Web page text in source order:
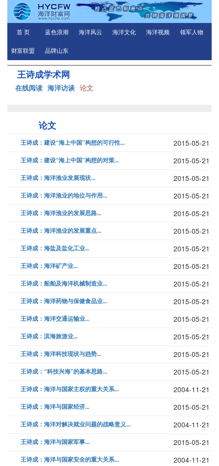
首 页 蓝色浪潮 海洋风云 海洋文化 海洋视频 领军人物
财富联盟 品牌山东
王诗成学术网
在线阅读 海洋访谈 论文
论文
王诗成：建设“海上中国”构想的可行性... 2015-05-21
王诗成：建设“海上中国”构想的对策... 2015-05-21
王诗成：海洋渔业发展现状... 2015-05-21
王诗成：海洋渔业的地位与作用... 2015-05-21
王诗成：海洋渔业的发展思路... 2015-05-21
王诗成：海洋渔业的发展重点... 2015-05-21
王诗成：海盐及盐化工业... 2015-05-21
王诗成：海洋矿产业... 2015-05-21
王诗成：船舶及海洋机械制造业... 2015-05-21
王诗成：海洋药物与保健食品业... 2015-05-21
王诗成：海洋交通运输业... 2015-05-21
王诗成：滨海旅游业... 2015-05-21
王诗成：海洋科技现状与趋势... 2015-05-21
王诗成：“科技兴海”的基本思路... 2015-05-21
王诗成：海洋与国家主权的重大关系... 2004-11-21
王诗成：海洋与国家经济... 2015-05-21
王诗成：海洋对解决就业问题的战略意义... 2004-11-21
王诗成：海洋与国家军事... 2015-05-21
王诗成：海洋与国家安全的重大关系... 2004-11-21